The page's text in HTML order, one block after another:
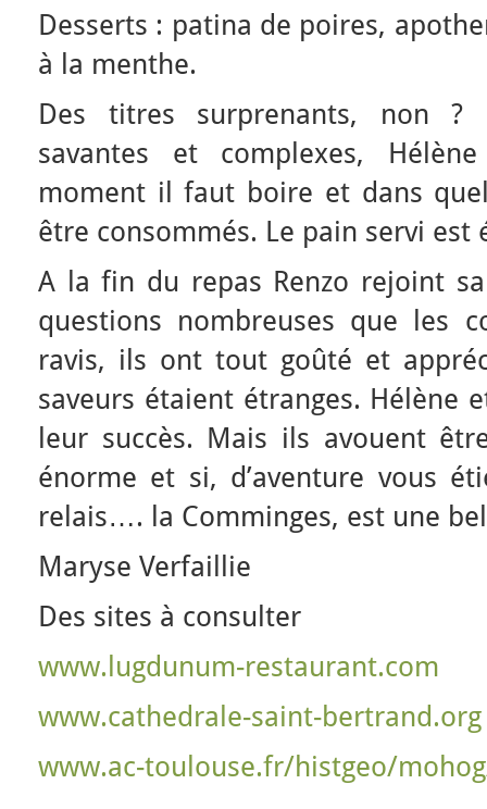
Desserts : patina de poires,
à la menthe.
Des titres surprenants, non ?
savantes et complexes,
moment il faut boire et dans
être consommés. Le pain servi
A la fin du repas Renzo rejoint
questions nombreuses que les
ravis, ils ont tout goûté et
saveurs étaient étranges. Hélène
leur succès. Mais ils avouent
énorme et si, d’aventure vous
relais…. la Comminges, est une
Maryse Verfaillie
Des sites à consulter
www.lugdunum-restaurant.com
www.cathedrale-saint-bertrand.org
www.ac-toulouse.fr/histgeo/